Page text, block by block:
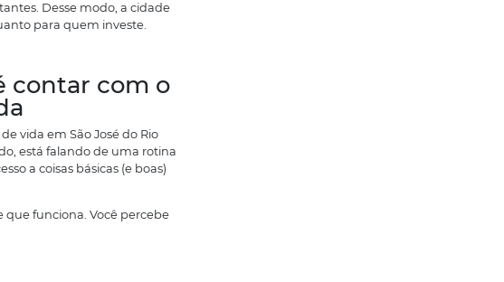
morar em São José do
a cidade é imaginar que interior
Preto passa longe disso.
ligação forte com várias cidades da região. E, na
sem morar “no caos” deles.
Washington Luís (SP‑310) e BR‑153, que